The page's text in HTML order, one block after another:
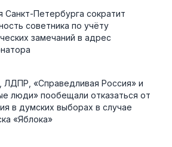
Санкт-Петербурга сократит
советника по учёту
замечаний в адрес
ЛДПР, «Справедливая Россия» и
люди» пообещали отказаться от
в думских выборах в случае
«Яблока»